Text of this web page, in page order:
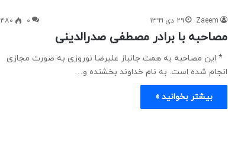
Zaeem ۲۹ دی ۱۳۹۹ ۰ ۴۸۰
مصاحبه با برادر مصطفی صدرالدینی
* این مصاحبه به همت جانباز علیرضا نوروزی به صورت مجازی
انجام شده است. به نام خداوند بخشنده و…
بیشتر بخوانید »